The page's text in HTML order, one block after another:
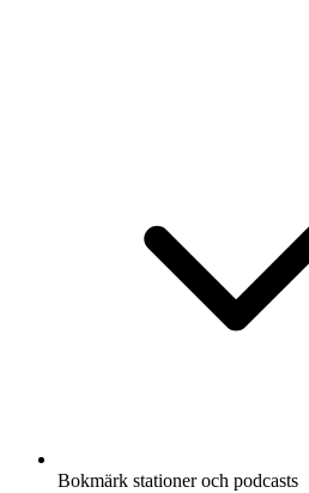
Bokmärk stationer och podcasts